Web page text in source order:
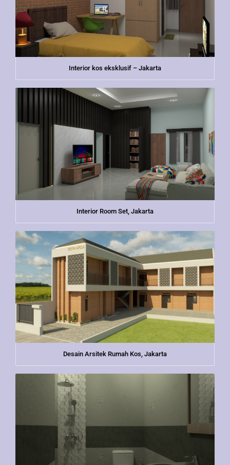
Interior kos eksklusif – Jakarta
Interior Room Set, Jakarta
Desain Arsitek Rumah Kos, Jakarta